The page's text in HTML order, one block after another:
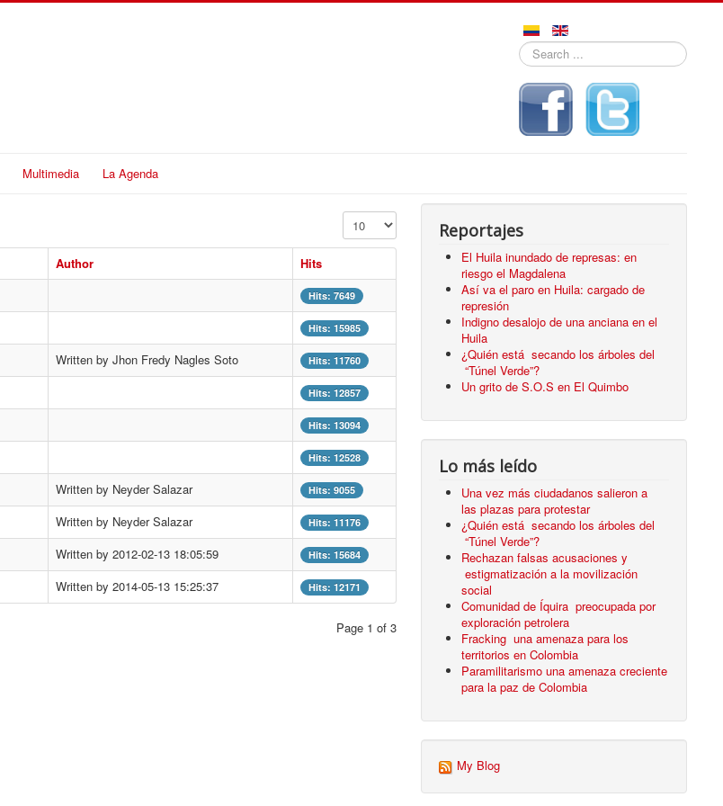
Search
...
Multimedia La Agenda
Display #
Author
Hits
Hits: 7649
Hits: 15985
Written by Jhon Fredy Nagles Soto Hits: 11760
Hits: 12857
Hits: 13094
Hits: 12528
Written by Neyder Salazar Hits: 9055
Written by Neyder Salazar Hits: 11176
Written by 2012-02-13 18:05:59 Hits: 15684
Written by 2014-05-13 15:25:37 Hits: 12171
Page 1 of 3
Reportajes
El Huila inundado de represas: en
riesgo el Magdalena
Así va el paro en Huila: cargado de
represión
Indigno desalojo de una anciana en el
Huila
¿Quién está secando los árboles del
“Túnel Verde”?
Un grito de S.O.S en El Quimbo
Lo más leído
Una vez más ciudadanos salieron a
las plazas para protestar
¿Quién está secando los árboles del
“Túnel Verde”?
Rechazan falsas acusaciones y
estigmatización a la movilización
social
Comunidad de Íquira preocupada por
exploración petrolera
Fracking una amenaza para los
territorios en Colombia
Paramilitarismo una amenaza creciente
para la paz de Colombia
My Blog